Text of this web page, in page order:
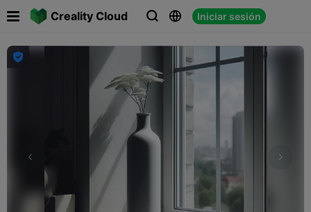
Creality Cloud   Iniciar sesión
 
